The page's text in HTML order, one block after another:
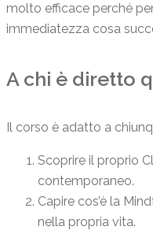
molto efficace perché
immediatezza cosa
A chi è diretto
Il corso è adatto a
Scoprire il proprio
contemporaneo.
Capire cos’è la
nella propria vita.